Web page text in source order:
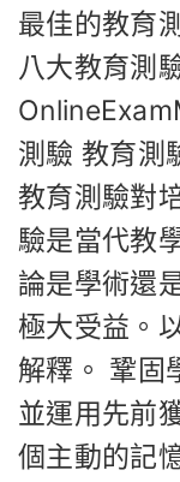
最佳的教育
八大教育測
測驗 教育測
教育測驗對
驗是當代教
論是學術還
極大受益。
解釋。 鞏固
並運用先前
個主動的記